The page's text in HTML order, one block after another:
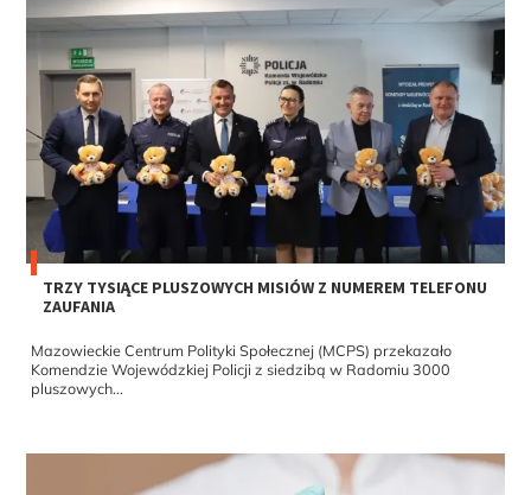
TRZY TYSIĄCE PLUSZOWYCH MISIÓW Z NUMEREM TELEFONU
ZAUFANIA
Mazowieckie Centrum Polityki Społecznej (MCPS) przekazało
Komendzie Wojewódzkiej Policji z siedzibą w Radomiu 3000
pluszowych...